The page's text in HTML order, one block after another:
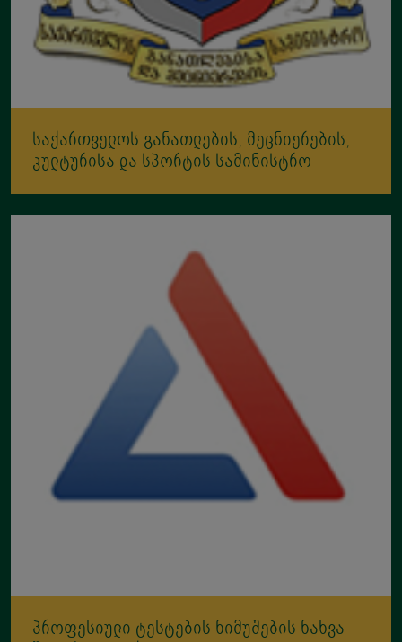
საქართველოს განათლების, მეცნიერების,
კულტურისა და სპორტის სამინისტრო
პროფესიული ტესტების ნიმუშების ნახვა